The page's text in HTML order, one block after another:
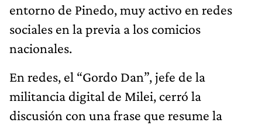
entorno de Pinedo, muy activo en redes
sociales en la previa a los comicios
nacionales.
En redes, el “Gordo Dan”, jefe de la
militancia digital de Milei, cerró la
discusión con una frase que resume la